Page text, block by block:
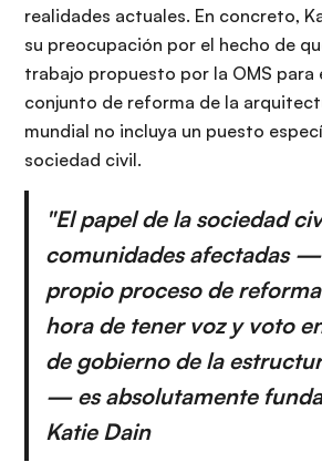
realidades actuales. En concreto,
su preocupación por el hecho de
trabajo propuesto por la OMS para
conjunto de reforma de la
mundial no incluya un puesto
sociedad civil.
"El papel de la sociedad
comunidades afectadas
propio proceso de
hora de tener voz y voto
de gobierno de la
— es absolutamente
Katie Dain